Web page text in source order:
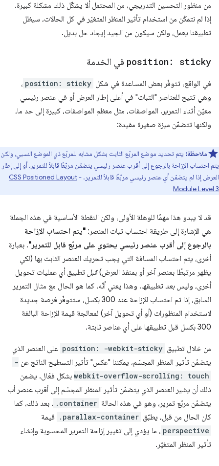
من منظور التحسين التدريجي، من المحتمل ألا يشكّل ذلك مشكلة كبيرة.
إذا لم نتمكّن من استخدام تأثير المنظر المتغيّر في كل الحالات، سيظل
تطبيقنا يعمل، ولكن سيكون من الجيد إيجاد حل بديل.
position: sticky في الخدمة
في الواقع، تتوفّر بعض المساعدة في شكل position: sticky ،
وهي تتيح للعناصر "الثبات" في أعلى إطار العرض أو في عنصر رئيسي
معيّن أثناء التمرير. المواصفات، مثل معظم المواصفات، كبيرة إلى حد ما،
ولكنها تتضمّن ميزة صغيرة مفيدة:
ملاحظة: يتم تحديد موضع المربّع الثابت بشكل مشابه للمربّع ذي الموضع النسبي، ولكن
يتم احتساب الإزاحة بالرجوع إلى أقرب عنصر رئيسي يتضمّن مربّعًا قابلاً للتمرير، أو إلى إطار
العرض إذا لم يتضمّن أي عنصر رئيسي مربّعًا قابلاً للتمرير. -CSS Positioned Layout
Module Level 3
قد لا يبدو هذا مهمًا للوهلة الأولى، ولكن النقطة الأساسية في هذه الجملة
هي الإشارة إلى طريقة احتساب ثبات العنصر: "يتم احتساب الإزاحة
بالرجوع إلى أقرب عنصر رئيسي يحتوي على مربّع قابل للتمرير". بعبارة
أخرى، يتم احتساب المسافة التي يجب تحريك العنصر الثابت بها (لكي
يظهر مرتبطًا بعنصر آخر أو بمنفذ العرض)قبل تطبيق أي عمليات تحويل
أخرى، وليسبعد تطبيقها. وهذا يعني أنّه، كما هو الحال مع مثال التمرير
السابق، إذا تم احتساب الإزاحة عند 300 بكسل، ستتوفّر فرصة جديدة
لاستخدام المنظورات (أو أي تحويل آخر) لمعالجة قيمة الإزاحة البالغة
300 بكسل قبل تطبيقها على أي عناصر ثابتة.
من خلال تطبيق position: -webkit-sticky على العنصر الذي
يتضمّن تأثير المنظر المجسّم، يمكننا "عكس" تأثير التسطيح الناتج عن -
webkit-overflow-scrolling: touch بشكل فعّال. يضمن
ذلك أن يشير العنصر الذي يتضمّن تأثير المنظر المجسّم إلى أقرب عنصر أب
يتضمّن مربّع تمرير، وهو في هذه الحالة .container . بعد ذلك، كما
كان الحال من قبل، يطبّق .parallax-container قيمة
perspective ، ما يؤدي إلى تغيير إزاحة التمرير المحسوبة وإنشاء
تأثير المنظر المتغيّر.